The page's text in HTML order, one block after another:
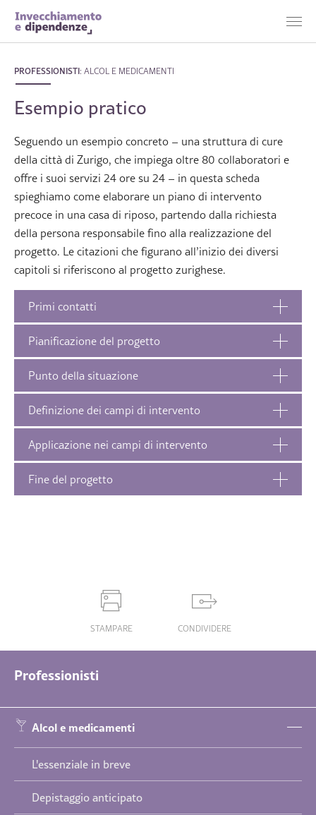
STAMPARE CONDIVIDERE
PROFESSIONISTI: ALCOL E MEDICAMENTI
Esempio pratico
Seguendo un esempio concreto – una struttura di cure
della città di Zurigo, che impiega oltre 80 collaboratori e
offre i suoi servizi 24 ore su 24 – in questa scheda
spieghiamo come elaborare un piano di intervento
precoce in una casa di riposo, partendo dalla richiesta
della persona responsabile fino alla realizzazione del
progetto. Le citazioni che figurano all’inizio dei diversi
capitoli si riferiscono al progetto zurighese.
Primi contatti
Pianificazione del progetto
Punto della situazione
Definizione dei campi di intervento
Applicazione nei campi di intervento
Fine del progetto
Professionisti
Salta
navigazione
Alcol e medicamenti
L'essenziale in breve
Depistaggio anticipato